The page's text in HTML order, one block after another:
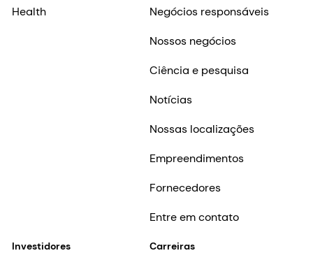
Health
Negócios responsáveis
Nossos negócios
Ciência e pesquisa
Notícias
Nossas localizações
Empreendimentos
Fornecedores
Entre em contato
Investidores Carreiras